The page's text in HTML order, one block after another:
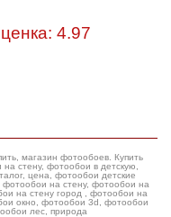
оценка: 4.97
магазин фотообоев. Купить
стену, фотообои в детскую,
цена, фотообои детские
на стену город , фотообои на
окно, фотообои 3d, фотообои
лес, природа